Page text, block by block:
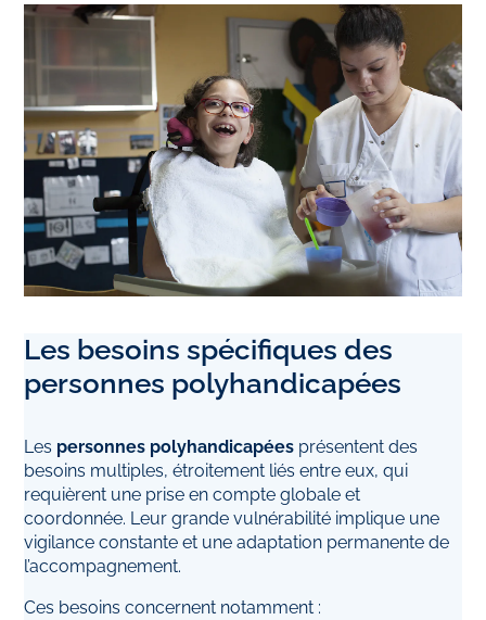
Les besoins spécifiques des
personnes polyhandicapées
Les personnes polyhandicapées présentent des
besoins multiples, étroitement liés entre eux, qui
requièrent une prise en compte globale et
coordonnée. Leur grande vulnérabilité implique une
vigilance constante et une adaptation permanente de
l’accompagnement.
Ces besoins concernent notamment :